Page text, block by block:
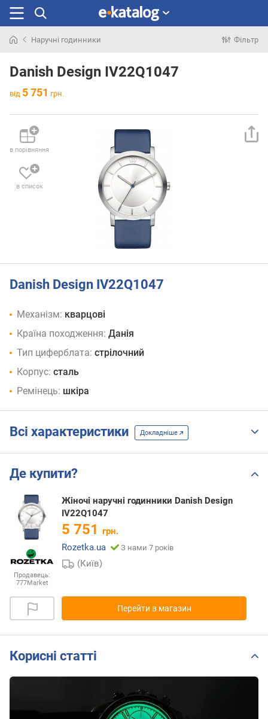
раніше
Наручні годинники Фільтр
Danish Design IV22Q1047
від 5 751 грн.
в порівняння
в список
Danish Design IV22Q1047
Механізм: кварцові
Країна походження: Данія
Тип циферблата: стрілочний
Корпус: сталь
Ремінець: шкіра
Всі характеристики Докладніше
Де купити?
Продавець:
777Market
Жіночі наручні годинники Danish Design
IV22Q1047
5 751 грн.
Rozetka.ua
З нами 7 років
(Київ)
Перейти в магазин
Корисні статті